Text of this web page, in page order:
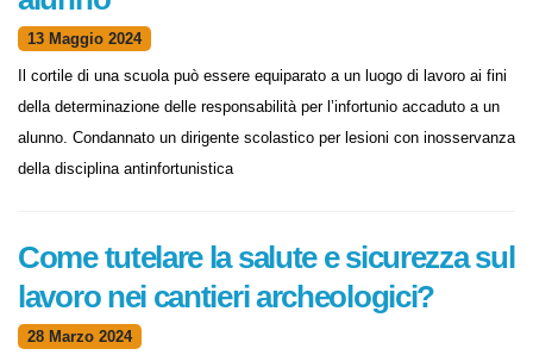
13 Maggio 2024
Il cortile di una scuola può essere equiparato a un luogo di lavoro ai
fini della determinazione delle responsabilità per l’infortunio accaduto
a un alunno. Condannato un dirigente scolastico per lesioni con
inosservanza della disciplina antinfortunistica
Come tutelare la salute e sicurezza
sul lavoro nei cantieri archeologici?
28 Marzo 2024